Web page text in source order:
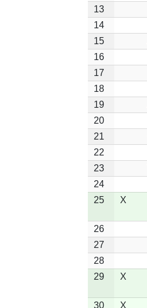
13
14
15
16
17
18
19
20
21
22
23
24
25
X
26
27
28
29
X
30 X